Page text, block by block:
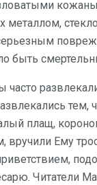
металлом,
быть
часто
тем,
плащ,
вручили Ему
Читатели